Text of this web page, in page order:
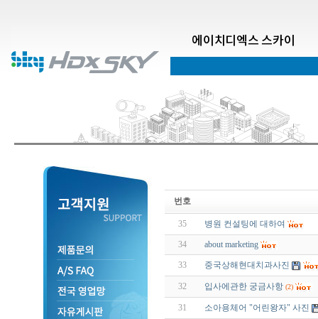
에이치디엑스 스카이
번호
35 병원 컨설팅에 대하여
34 about marketing
33 중국상해현대치과사진
32 입사에관한 궁금사항 (2)
31 소아용체어 "어린왕자" 사진